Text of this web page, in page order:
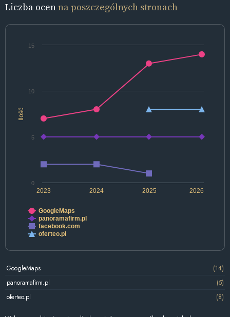
Liczba ocenna poszczególnych stronach
Ilość
2024 2026
2023 2025
0
10
5
15
GoogleMaps
panoramafirm.pl
facebook.com
oferteo.pl
GoogleMaps
(14)
panoramafirm.pl
(5)
oferteo.pl
(8)